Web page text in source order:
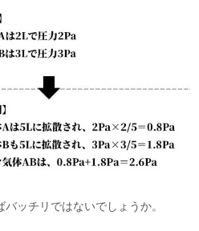
ッチリではないでしょうか。